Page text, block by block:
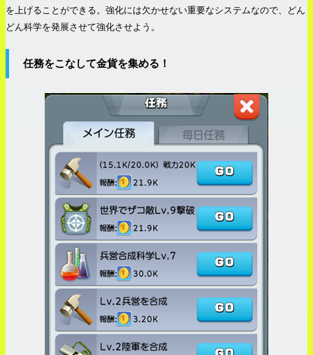
を上げることができる。強化には欠かせない重要なシステムなので、どん
どん科学を発展させて強化させよう。
任務をこなして金貨を集める！